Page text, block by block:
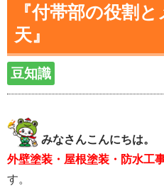
『付帯部の役割
天』
豆知識
みなさんこんにちは。
外壁塗装・屋根塗装・防水工
す。